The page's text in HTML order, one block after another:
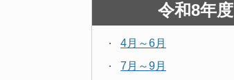
令和8年度
4月～6月
7月～9月